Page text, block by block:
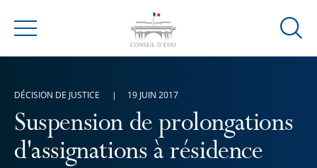
Menu
Ouvrir
Suspension de prolongations
d'assignations à résidence
DÉCISION DE JUSTICE 19 JUIN 2017